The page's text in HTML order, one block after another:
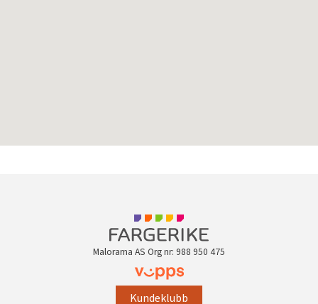
Malorama AS Org nr: 988 950 475
Kundeklubb